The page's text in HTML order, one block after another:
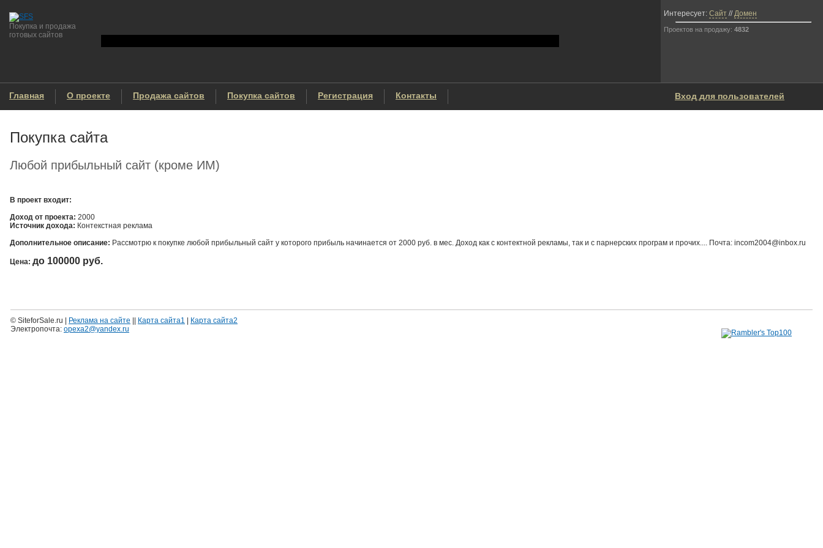
Покупка и продажа
готовых сайтов
Интересует: Сайт //Домен
Проектов на продажу: 4832
Главная О проекте Продажа сайтов Покупка сайтов Регистрация Контакты Вход для пользователей
Покупка сайта
Любой прибыльный сайт (кроме ИМ)
В проект входит:
Доход от проекта: 2000
Источник дохода: Контекстная реклама
Дополнительное описание: Рассмотрю к покупке любой прибыльный сайт у которого прибыль начинается от 2000 руб. в мес. Доход как с контектной рекламы, так и с парнерских програм и прочих.... Почта: incom2004@inbox.ru
Цена: до 100000 руб.
© SiteforSale.ru | Реклама на сайте Карта сайта1
Карта сайта2
Электропочта: opexa2@yandex.ru